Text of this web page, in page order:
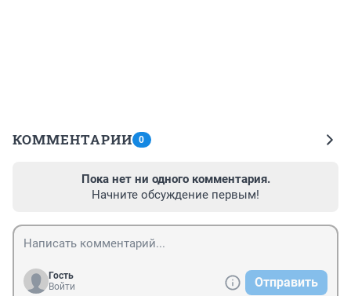
КОММЕНТАРИИ 0
Пока нет ни одного комментария.
Начните обсуждение первым!
Гость
Войти
Отправить